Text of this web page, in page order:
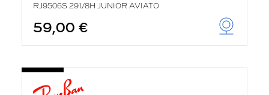
RJ9506S 291/8H JUNIOR AVIATO
59,00 €